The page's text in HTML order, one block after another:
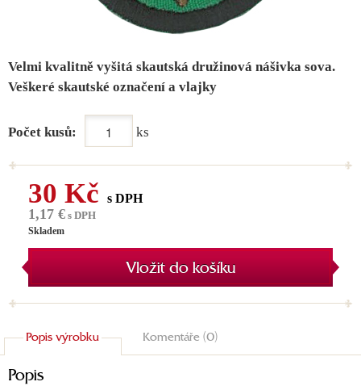
Velmi kvalitně vyšitá skautská družinová nášivka sova.
Veškeré skautské označení a vlajky
Počet kusů: ks
30 Kč s DPH
1,17 € s DPH
Skladem
Vložit do košíku
Popis výrobku Komentáře (0)
Popis